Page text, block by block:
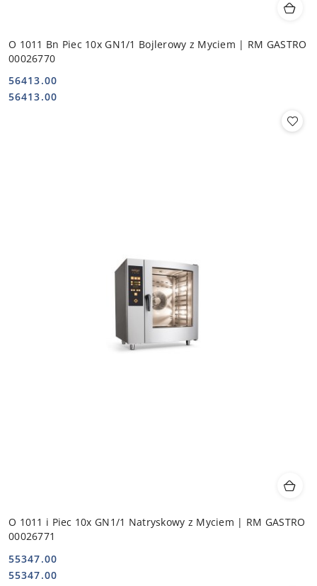
O 1011 Bn Piec 10x GN1/1 Bojlerowy z Myciem | RM GASTRO
00026770
Cena:
56413.00
Cena:
56413.00
O 1011 i Piec 10x GN1/1 Natryskowy z Myciem | RM GASTRO
00026771
Cena:
55347.00
Cena:
55347.00